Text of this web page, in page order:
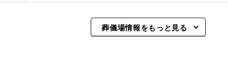
葬儀場情報をもっと見る